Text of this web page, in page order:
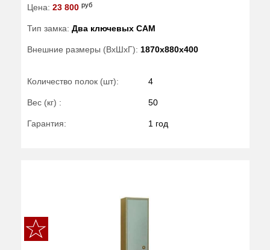
Цена: 23 800 руб
Тип замка: Два ключевых САМ
Внешние размеры (ВхШхГ): 1870x880x400
Количество полок (шт): 4
Вес (кг) : 50
Гарантия: 1 год